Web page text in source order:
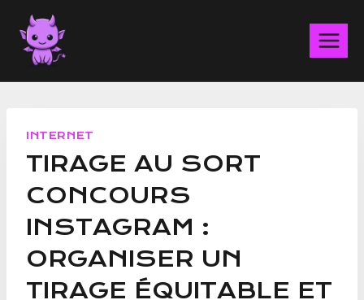
Aller
contenu
INTERNET
TIRAGE AU SORT
CONCOURS
INSTAGRAM :
ORGANISER UN
TIRAGE ÉQUITABLE ET